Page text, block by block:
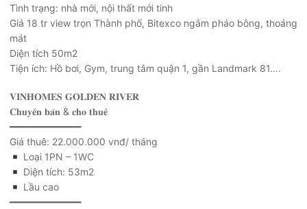
Tình trạng: nhà mới, nội thất mới tinh
Giá 18 tr view trọn Thành phố, Bitexco ngắm pháo bông, thoáng
mát
Diện tích 50m2
Tiện ích: Hồ bơi, Gym, trung tâm quận 1, gần Landmark 81….
𝐕𝐈𝐍𝐇𝐎𝐌𝐄𝐒 𝐆𝐎𝐋𝐃𝐄𝐍 𝐑𝐈𝐕𝐄𝐑
𝐂𝐡𝐮𝐲𝐞̂𝐧 𝐛𝐚́𝐧 & 𝐜𝐡𝐨 𝐭𝐡𝐮𝐞̂
━━━━━━━━━━━━━
Giá thuê: 22.000.000 vnđ/ tháng
Loại 1PN – 1WC
Diện tích: 53m2
Lầu cao
━━━━━━━━━━━━━